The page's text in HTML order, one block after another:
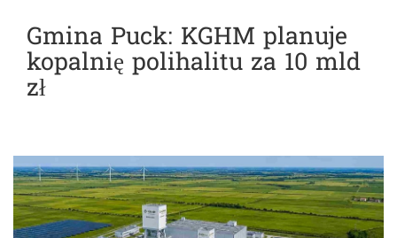
Gmina Puck: KGHM planuje
kopalnię polihalitu za 10 mld
zł